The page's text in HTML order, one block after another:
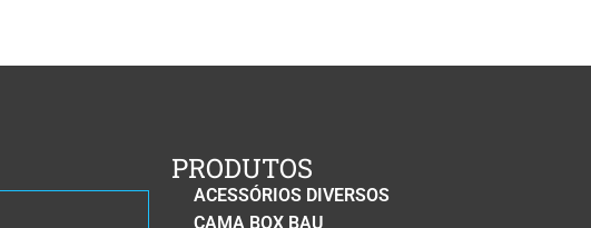
PRODUTOS
ACESSÓRIOS DIVERSOS
CAMA BOX BAU